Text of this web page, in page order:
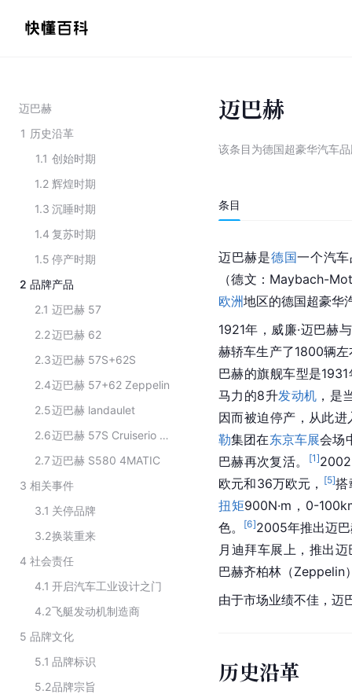
迈巴赫
1 历史沿革
1.1 创始时期
1.2 辉煌时期
1.3 沉睡时期
1.4 复苏时期
1.5 停产时期
2 品牌产品
2.1 迈巴赫 57
2.2迈巴赫 62
2.3迈巴赫 57S+62S
2.4迈巴赫 57+62 Zeppelin
2.5迈巴赫 landaulet
2.6
迈巴赫 57S Cruiserio Coupe
2.7迈巴赫 S580 4MATIC
3 相关事件
3.1 关停品牌
3.2换装重来
4 社会责任
4.1 开启汽车工业设计之门
4.2飞艇发动机制造商
5 品牌文化
5.1 品牌标识
5.2品牌宗旨
迈巴赫
该条目为德国超豪华汽车
条目
迈巴赫是德国一个汽
（德文：Maybach-
欧洲地区的德国超豪华
1921年，威廉·迈巴赫
赫轿车生产了1800辆
巴赫的旗舰车型是
马力的8升发动机 ，是
因而被迫停产，从此
勒集团在东京车展会场
巴赫再次复活。
[1]
欧元和36万欧元， [5]搭
扭矩900N·m，0-
色。
[6]2005年推出迈
月迪拜车展上，推出
巴赫齐柏林（Zeppelin
由于市场业绩不佳，迈
历史沿革